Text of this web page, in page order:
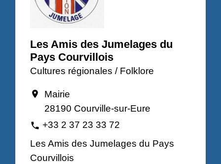
Les Amis des Jumelages du
Pays Courvillois
Cultures régionales / Folklore
location_on
Mairie
28190 Courville-sur-Eure
phone +33 2 37 23 33 72
Les Amis des Jumelages du Pays
Courvillois